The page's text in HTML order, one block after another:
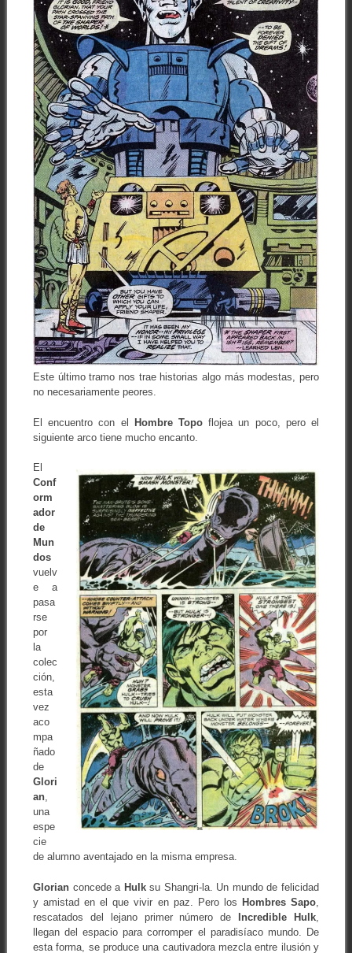
Este último tramo nos trae historias algo más modestas, pero
no necesariamente peores.
El encuentro con el Hombre Topo flojea un poco, pero el
siguiente arco tiene mucho encanto.
El
Conf
orm
ador
de
Mun
dos
vuelv
e a
pasa
rse
por
la
colec
ción,
esta
vez
aco
mpa
ñado
de
Glori
an,
una
espe
cie
de alumno aventajado en la misma empresa.
Glorianconcede a Hulksu Shangri-la. Un mundo de felicidad
y amistad en el que vivir en paz. Pero los Hombres Sapo
rescatados del lejano primer número de
Incredible Hulk
llegan del espacio para corromper el paradisíaco mundo. De
esta forma, se produce una cautivadora mezcla entre ilusión y